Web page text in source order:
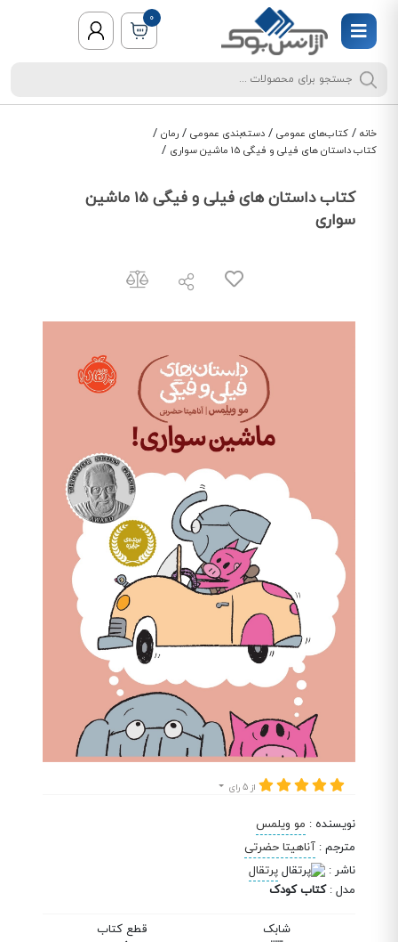
0
خانه / کتاب‌های عمومی / دسته‌بندی عمومی / رمان /
کتاب داستان های فیلی و فیگی 15 ماشین سواری /
کتاب داستان های فیلی و فیگی 15 ماشین
سواری
از 5 رای
نویسنده : مو ویلمس
مترجم : آناهیتا حضرتی
ناشر :
پرتقال
مدل :کتاب کودک
شابک قطع کتاب